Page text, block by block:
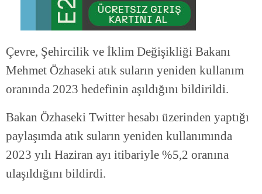
Çevre, Şehircilik ve İklim Değişikliği Bakanı
Mehmet Özhaseki atık suların yeniden kullanım
oranında 2023 hedefinin aşıldığını bildirildi.
Bakan Özhaseki Twitter hesabı üzerinden yaptığı
paylaşımda atık suların yeniden kullanımında
2023 yılı Haziran ayı itibariyle %5,2 oranına
ulaşıldığını bildirdi.